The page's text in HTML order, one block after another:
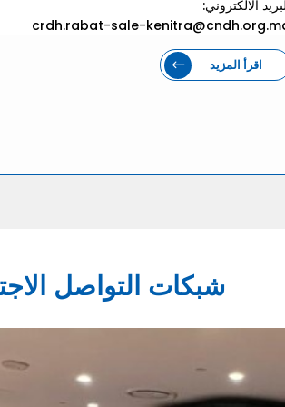
الالكتروني:
crdh.rabat-sale-
اقرأ المزيد
شبكات التواصل